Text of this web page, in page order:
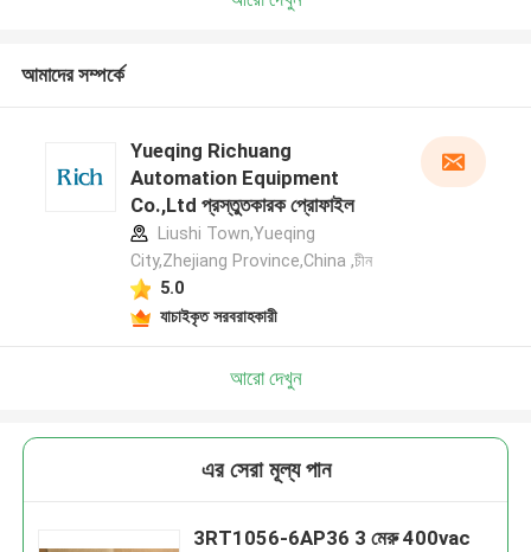
আমাদের সম্পর্কে
Yueqing Richuang
Automation Equipment
Co.,Ltd প্রস্তুতকারক প্রোফাইল
Liushi Town,Yueqing
City,Zhejiang Province,China ,চীন
5.0
যাচাইকৃত সরবরাহকারী
আরো দেখুন
এর সেরা মূল্য পান
3RT1056-6AP36 3 মেরু 400vac